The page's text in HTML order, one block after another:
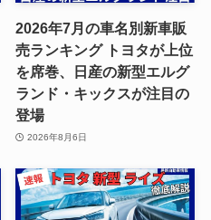
2026年7月の車名別新車販
売ランキング トヨタが上位
を席巻、日産の新型エルグ
ランド・キックスが注目の
登場
2026年8月6日